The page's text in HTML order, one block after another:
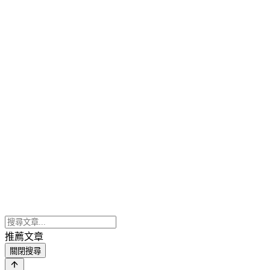
推薦文章
關閉搜尋